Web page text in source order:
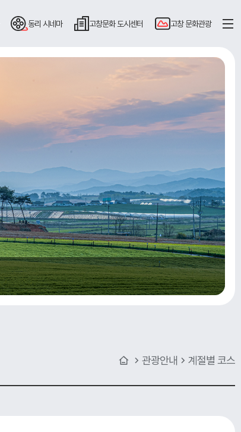
동리 시네마 고창문화도시센터 고창문화관광
관광안내 계절별 코스